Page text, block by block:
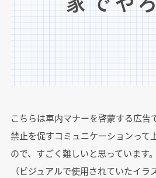
こちらは車内マナーを啓蒙する広告
禁止を促すコミュニケーションって
ので、すごく難しいと思っています
（ビジュアルで使用されていたイ